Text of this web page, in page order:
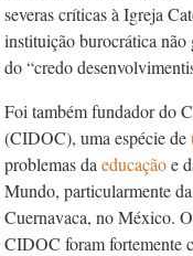
severas críticas à Igreja
instituição burocrática não
do “credo
Foi também fundador do
(CIDOC), uma espécie de
problemas da educaçãoe
Mundo, particularmente
Cuernavaca, no México.
CIDOC foram fortemente